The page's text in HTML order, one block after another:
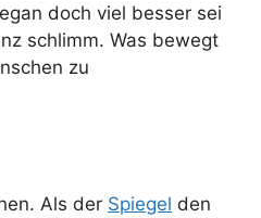
doch viel besser sei
schlimm. Was bewegt
zu
Als der Spiegel den